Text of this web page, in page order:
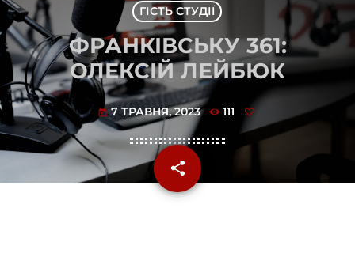
ГІСТЬ СТУДІЇ
ФРАНКІВСЬКУ 361:
ОЛЕКСІЙ ЛЕЙБЮК
today 7 ТРАВНЯ, 2023 111
share
email